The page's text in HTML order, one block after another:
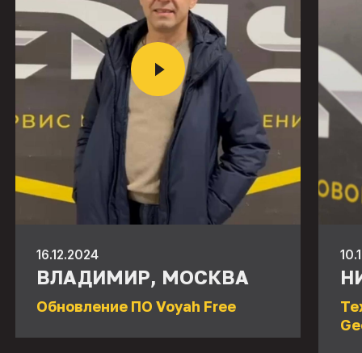
16.12.2024
ВЛАДИМИР, МОСКВА
Обновление ПО Voyah Free